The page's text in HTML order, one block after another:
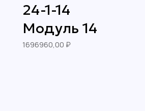
24-1-14
Модуль 14
1696960,00 ₽